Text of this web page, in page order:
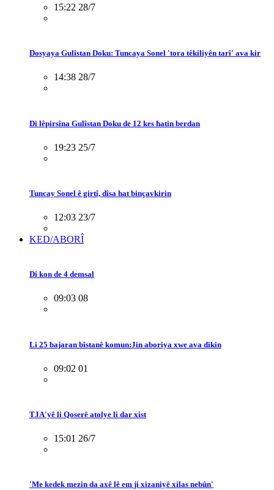
15:22 28/7
Dosyaya Gulîstan Doku: Tuncaya Sonel 'tora têkiliyên tarî' ava kir
14:38 28/7
Di lêpirsîna Gulîstan Doku de 12 kes hatin berdan
19:23 25/7
Tuncay Sonel ê girtî, dîsa hat binçavkirin
12:03 23/7
KED/ABORÎ
Di kon de 4 demsal
09:03 08
Li 25 bajaran bîstanê komun:Jin aboriya xwe ava dikin
09:02 01
TJA'yê li Qoserê atolye li dar xist
15:01 26/7
'Me kedek mezin da axê lê em ji xizaniyê xilas nebûn'